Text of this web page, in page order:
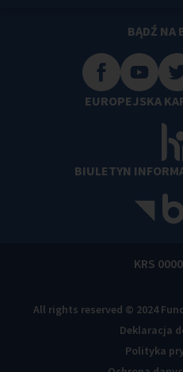
BĄDŹ NA
EUROPEJSKA
BIULETYN
KRS
All rights reserved © 2024
Deklaracja
Polityka